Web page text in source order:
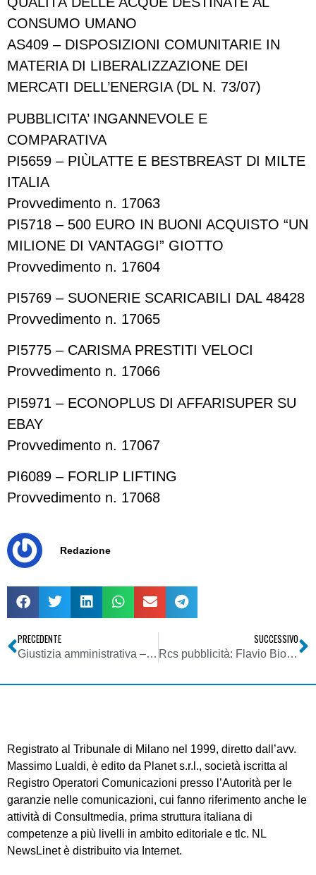
CONSUMO UMANO
AS409 – DISPOSIZIONI COMUNITARIE IN
MATERIA DI LIBERALIZZAZIONE DEI
MERCATI DELL’ENERGIA (DL N. 73/07)
PUBBLICITA’ INGANNEVOLE E
COMPARATIVA
PI5659 – PIÙLATTE E BESTBREAST DI MILTE
ITALIA
Provvedimento n. 17063
PI5718 – 500 EURO IN BUONI ACQUISTO “UN
MILIONE DI VANTAGGI” GIOTTO
Provvedimento n. 17604
PI5769 – SUONERIE SCARICABILI DAL 48428
Provvedimento n. 17065
PI5775 – CARISMA PRESTITI VELOCI
Provvedimento n. 17066
PI5971 – ECONOPLUS DI AFFARISUPER SU
EBAY
Provvedimento n. 17067
PI6089 – FORLIP LIFTING
Provvedimento n. 17068
Redazione
PRECEDENTE
Giustizia amministrativa – CdS – Ricorsi avverso il silenzio della P.A.
SUCCESSIVO
Rcs pubblicità: Flavio Biondi presidente dal 1° gennaio 2008
Registrato al Tribunale di Milano nel 1999, diretto dall’avv.
Massimo Lualdi, è edito da Planet s.r.l., società iscritta al
Registro Operatori Comunicazioni presso l’Autorità per le
garanzie nelle comunicazioni, cui fanno riferimento anche le
attività di Consultmedia, prima struttura italiana di
competenze a più livelli in ambito editoriale e tlc. NL
NewsLinet è distribuito via Internet.